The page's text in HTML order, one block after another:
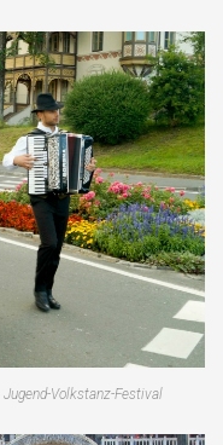
Volkstanz-Festival